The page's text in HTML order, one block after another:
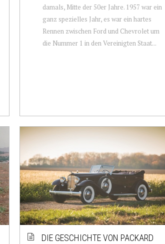
damals, Mitte der 50er Jahre. 1957 war ein
ganz spezielles Jahr, es war ein hartes
Rennen zwischen Ford und Chevrolet um
die Nummer 1 in den Vereinigten Staat...
DIE GESCHICHTE VON PACKARD